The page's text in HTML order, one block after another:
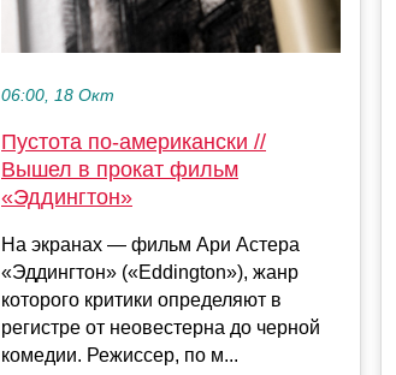
06:00, 18 Окт
Пустота по-американски //
Вышел в прокат фильм
«Эддингтон»
На экранах — фильм Ари Астера
«Эддингтон» («Eddington»), жанр
которого критики определяют в
регистре от неовестерна до черной
комедии. Режиссер, по м...